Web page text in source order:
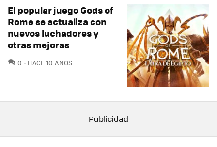
El popular juego Gods of
Rome se actualiza con
nuevos luchadores y
otras mejoras
0 COMENTARIOS
HACE 10 AÑOS